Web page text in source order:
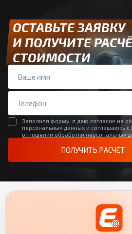
ОСТАВЬТЕ ЗАЯВКУ
И ПОЛУЧИТЕ
СТОИМОСТИ
Заполняя форму, я даю согласие на
персональных данных и соглашаюсь с
отношении обработки персональных
ПОЛУЧИТЬ РАСЧЁТ